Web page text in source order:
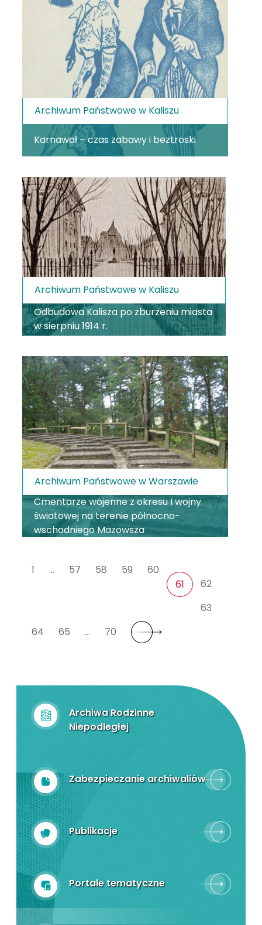
Archiwa Rodzinne
Niepodległej
Zabezpieczanie archiwaliów
Publikacje
Portale tematyczne
Archiwum Państwowe w Kaliszu
Karnawał – czas zabawy i beztroski
Archiwum Państwowe w Kaliszu
Odbudowa Kalisza po zburzeniu miasta
w sierpniu 1914 r.
Archiwum Państwowe w Warszawie
Cmentarze wojenne z okresu I wojny
światowej na terenie północno-
wschodniego Mazowsza
1 … 57 58 59
60
61
62
63
64
65 … 70